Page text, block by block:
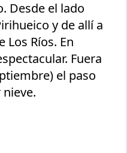
Desde el lado
y de allí a
Los Ríos. En
Fuera
el paso